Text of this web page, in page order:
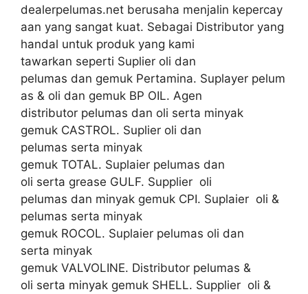
dealerpelumas.net berusaha menjalin kepercay
aan yang sangat kuat. Sebagai Distributor yang
handal untuk produk yang kami
tawarkan seperti Suplier oli dan
pelumas dan gemuk Pertamina. Suplayer pelum
as & oli dan gemuk BP OIL. Agen
distributor pelumas dan oli serta minyak
gemuk CASTROL. Suplier oli dan
pelumas serta minyak
gemuk TOTAL. Suplaier pelumas dan
oli serta grease GULF. Supplier oli
pelumas dan minyak gemuk CPI. Suplaier oli &
pelumas serta minyak
gemuk ROCOL. Suplaier pelumas oli dan
serta minyak
gemuk VALVOLINE. Distributor pelumas &
oli serta minyak gemuk SHELL. Supplier oli &